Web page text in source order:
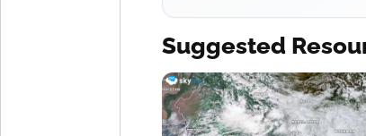
Suggested